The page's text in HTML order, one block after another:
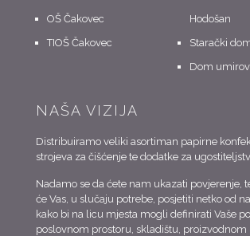
OŠ Čakovec
TIOŠ Čakovec
Hodošan
Starački
Dom
NAŠA VIZIJA
Distribuiramo veliki asortiman papirne
strojeva za čišćenje te dodatke za
Nadamo se da ćete nam ukazati povjerenje,
će Vas, u slučaju potrebe, posjetiti netko od
kako bi na licu mjesta mogli definirati Vaše
poslovnom prostoru, skladištu, proizvodnom